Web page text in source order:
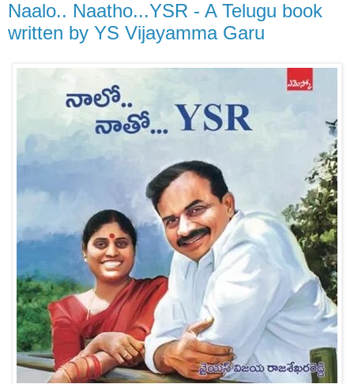
Naalo.. Naatho...YSR - A Telugu book
written by YS Vijayamma Garu